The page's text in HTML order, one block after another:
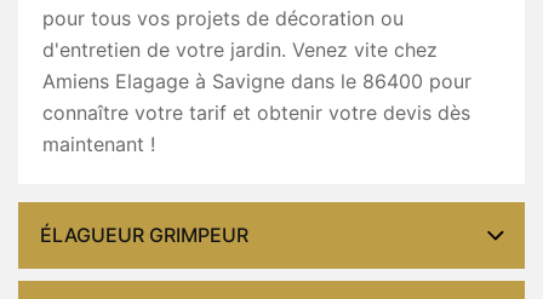
pour tous vos projets de décoration ou
d'entretien de votre jardin. Venez vite chez
Amiens Elagage à Savigne dans le 86400 pour
connaître votre tarif et obtenir votre devis dès
maintenant !
ÉLAGUEUR GRIMPEUR